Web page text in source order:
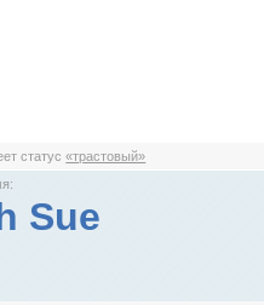
статус«трастовый»
Sue